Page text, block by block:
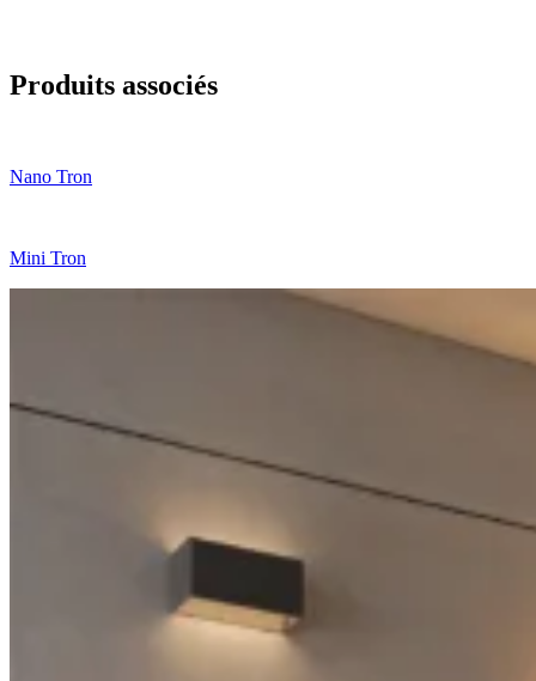
Produits associés
Nano Tron
Mini Tron